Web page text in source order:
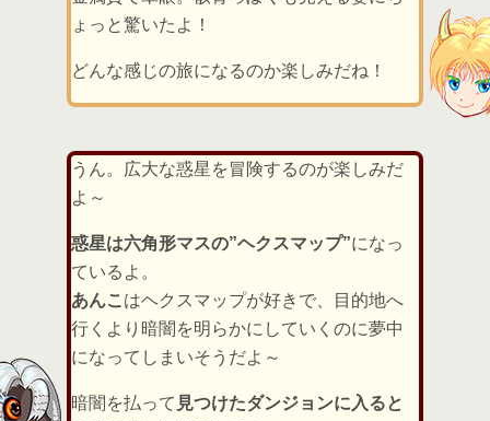
ょっと驚いたよ！
どんな感じの旅になるのか楽しみだね！
うん。広大な惑星を冒険するのが楽しみだ
よ～
惑星は六角形マスの”ヘクスマップ”になっ
ているよ。
あんこはヘクスマップが好きで、目的地へ
行くより暗闇を明らかにしていくのに夢中
になってしまいそうだよ～
暗闇を払って 見つけたダンジョンに入ると